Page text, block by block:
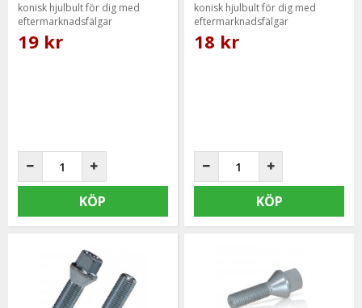
konisk hjulbult för dig med
eftermarknadsfälgar
19 kr
KÖP
konisk hjulbult för dig med
eftermarknadsfälgar
18 kr
KÖP